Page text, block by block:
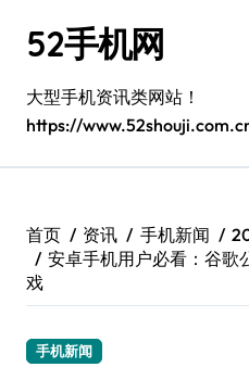
52手机网
大型手机资讯类网站！
https://
首页 资讯 手机新闻
安卓手机用户必看：谷歌
戏
手机新闻